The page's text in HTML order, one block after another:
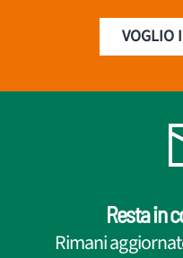
VOGLIO
Resta in
Rimani